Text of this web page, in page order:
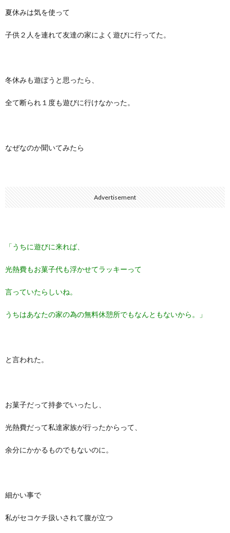
夏休みは気を使って
子供２人を連れて友達の家によく遊びに行ってた。
冬休みも遊ぼうと思ったら、
全て断られ１度も遊びに行けなかった。
なぜなのか聞いてみたら
Advertisement
「うちに遊びに来れば、
光熱費もお菓子代も浮かせてラッキーって
言っていたらしいね。
うちはあなたの家の為の無料休憩所でもなんともないから。」
と言われた。
お菓子だって持参でいったし、
光熱費だって私達家族が行ったからって、
余分にかかるものでもないのに。
細かい事で
私がセコケチ扱いされて腹が立つ